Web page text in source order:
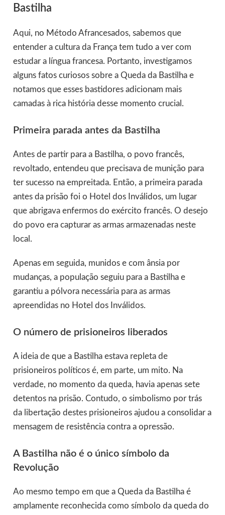
Bastilha
Aqui, no Método Afrancesados, sabemos que
entender a cultura da França tem tudo a ver com
estudar a língua francesa. Portanto, investigamos
alguns fatos curiosos sobre a Queda da Bastilha e
notamos que esses bastidores adicionam mais
camadas à rica história desse momento crucial.
Primeira parada antes da Bastilha
Antes de partir para a Bastilha, o povo francês,
revoltado, entendeu que precisava de munição para
ter sucesso na empreitada. Então, a primeira parada
antes da prisão foi o Hotel dos Inválidos, um lugar
que abrigava enfermos do exército francês. O desejo
do povo era capturar as armas armazenadas neste
local.
Apenas em seguida, munidos e com ânsia por
mudanças, a população seguiu para a Bastilha e
garantiu a pólvora necessária para as armas
apreendidas no Hotel dos Inválidos.
O número de prisioneiros liberados
A ideia de que a Bastilha estava repleta de
prisioneiros políticos é, em parte, um mito. Na
verdade, no momento da queda, havia apenas sete
detentos na prisão. Contudo, o simbolismo por trás
da libertação destes prisioneiros ajudou a consolidar a
mensagem de resistência contra a opressão.
A Bastilha não é o único símbolo da
Revolução
Ao mesmo tempo em que a Queda da Bastilha é
amplamente reconhecida como símbolo da queda do